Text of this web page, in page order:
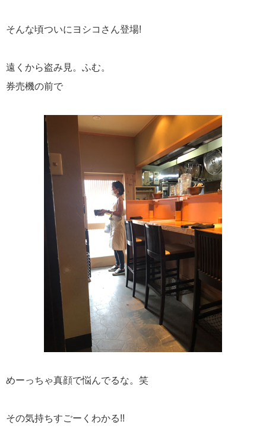
そんな頃ついにヨシコさん登場!
遠くから盗み見。ふむ。
券売機の前で
めーっちゃ真顔で悩んでるな。笑
その気持ちすごーくわかる!!